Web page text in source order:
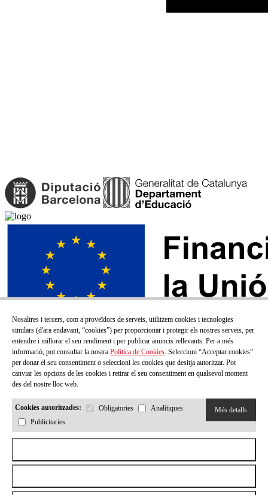
SUBSCRIU-TE AL NOSTRE BUTLLETÍ!
Correu electrónic
Nosaltres i tercers, com a proveïdors de serveis, utilitzem cookies i tecnologies
similars (d'ara endavant, “cookies”) per proporcionar i protegir els nostres serveis, per
entendre i millorar el seu rendiment i per publicar anuncis rellevants. Per a més
informació, pot consultar la nostra Política de Cookies. Seleccioni “Acceptar cookies”
per donar el seu consentiment o seleccioni les cookies que desitja autoritzar. Pot
canviar les opcions de les cookies i retirar el seu consentiment en qualsevol moment
des del nostre lloc web.
Cookies autoritzades: Obligatories
Analítiques
Publicitaries
Més detalls